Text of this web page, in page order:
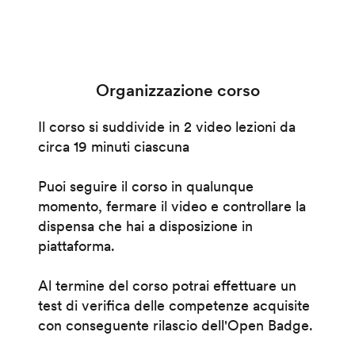
Organizzazione corso
Il corso si suddivide in 2 video lezioni da
circa 19 minuti ciascuna
Puoi seguire il corso in qualunque
momento, fermare il video e controllare la
dispensa che hai a disposizione in
piattaforma.
Al termine del corso potrai effettuare un
test di verifica delle competenze acquisite
con conseguente rilascio dell'Open Badge.